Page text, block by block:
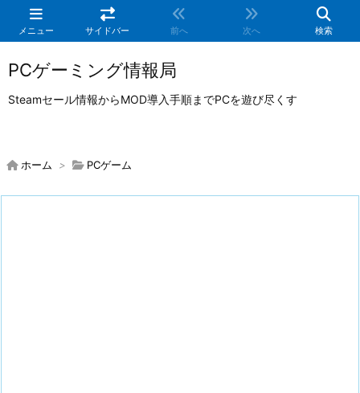
メニュー サイドバー 前へ 次へ 検索
PCゲーミング情報局
Steamセール情報からMOD導入手順までPCを遊び尽くす
ホーム > PCゲーム